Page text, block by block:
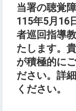
当署の聴覚
115年5月16
者巡回指導
たします。
が積極的に
ださい。詳
ください。